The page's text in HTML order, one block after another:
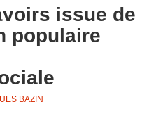
issue de
populaire
BAZIN